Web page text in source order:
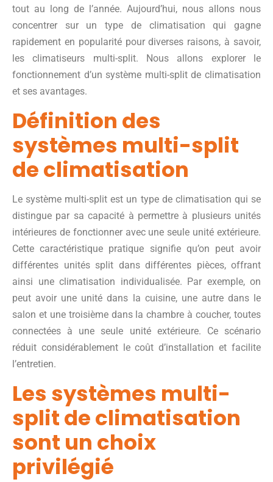
tout au long de l’année. Aujourd’hui, nous allons nous
concentrer sur un type de climatisation qui gagne
rapidement en popularité pour diverses raisons, à savoir,
les climatiseurs multi-split. Nous allons explorer le
fonctionnement d’un système multi-split de climatisation
et ses avantages.
Définition des
systèmes multi-split
de climatisation
Le système multi-split est un type de climatisation qui se
distingue par sa capacité à permettre à plusieurs unités
intérieures de fonctionner avec une seule unité extérieure.
Cette caractéristique pratique signifie qu’on peut avoir
différentes unités split dans différentes pièces, offrant
ainsi une climatisation individualisée. Par exemple, on
peut avoir une unité dans la cuisine, une autre dans le
salon et une troisième dans la chambre à coucher, toutes
connectées à une seule unité extérieure. Ce scénario
réduit considérablement le coût d’installation et facilite
l’entretien.
Les systèmes multi-
split de climatisation
sont un choix
privilégié